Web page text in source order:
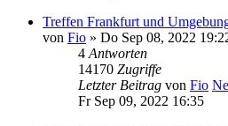
Treffen Frankfurt und
von Fio » Do Sep 08, 2022
4 Antworten
14170 Zugriffe
Letzter Beitrag von Fio
Fr Sep 09, 2022 16:35